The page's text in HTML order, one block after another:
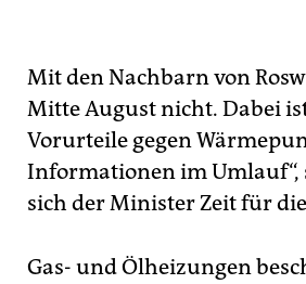
Mit den Nachbarn von
Mitte August nicht. Dabei
Vorurteile gegen
Informationen im Umlauf“,
sich der Minister Zeit für
Gas- und Ölheizungen